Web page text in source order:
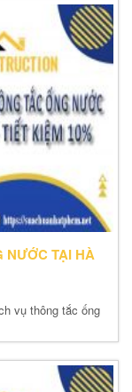
NƯỚC TẠI HÀ
vụ thông tắc ống